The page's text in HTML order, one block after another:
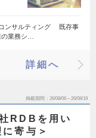
コンサルティング 既存事
業務シ…
詳細へ
掲載期間 26/08/06～26/08/19
RDBを用い
寄与＞